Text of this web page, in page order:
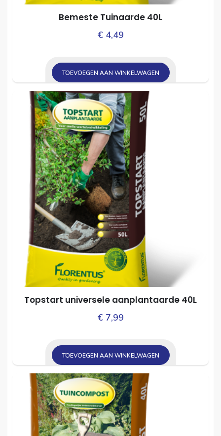
Bemeste Tuinaarde 40L
€4,49
TOEVOEGEN AAN WINKELWAGEN
Topstart universele aanplantaarde 40L
€7,99
TOEVOEGEN AAN WINKELWAGEN